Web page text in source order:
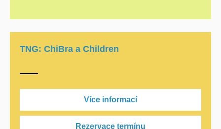
TNG: ChiBra a Children
Více informací
Rezervace termínu